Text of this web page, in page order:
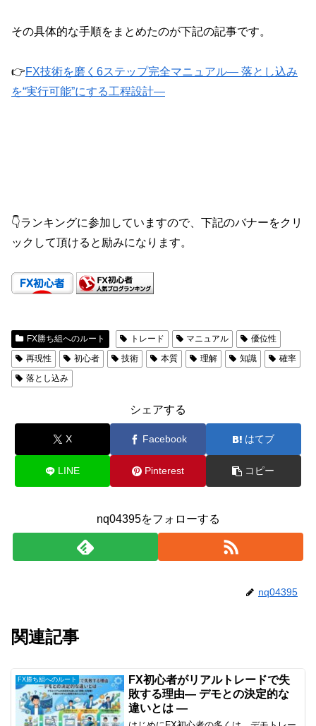
その具体的な手順をまとめたのが下記の記事です。
👉FX技術を磨く6ステップ完全マニュアル― 落とし込み
を“実行可能”にする工程設計―
👇ランキングに参加していますので、下記のバナーをクリ
ックして頂けると励みになります。
FX勝ち組へのルート トレード マニュアル
優位性
再現性
初心者 技術 本質 理解 知識
確率
落とし込み
シェアする
X Facebook はてブ
LINE Pinterest コピー
nq04395をフォローする
nq04395
関連記事
FX勝ち組へのルート
FX初心者がリアルトレードで失
敗する理由― デモとの決定的な
違いとは ―